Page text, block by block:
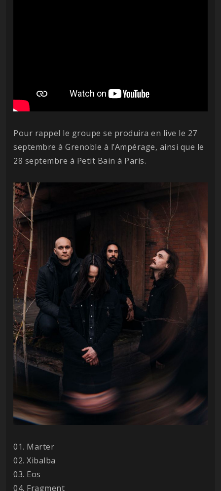
Pour rappel le groupe se produira en live le 27
septembre à Grenoble à l’Ampérage, ainsi que le
28 septembre à Petit Bain à Paris.
01. Marter
02. Xibalba
03. Eos
04. Fragment